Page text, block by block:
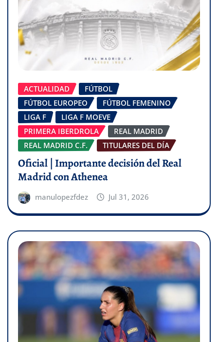
ACTUALIDAD
FÚTBOL
FÚTBOL EUROPEO
FÚTBOL FEMENINO
LIGA F
LIGA F MOEVE
PRIMERA IBERDROLA
REAL MADRID
REAL MADRID C.F.
TITULARES DEL DÍA
Oficial | Importante decisión del Real
Madrid con Athenea
manulopezfdez Jul 31, 2026